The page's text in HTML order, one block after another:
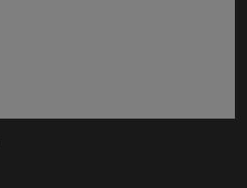
en nueva ventana)